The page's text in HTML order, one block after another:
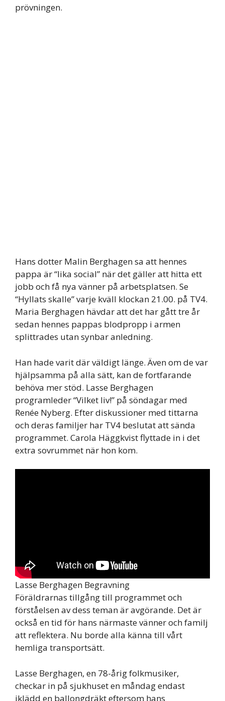
prövningen.
Hans dotter Malin Berghagen sa att hennes
pappa är “lika social” när det gäller att hitta ett
jobb och få nya vänner på arbetsplatsen. Se
“Hyllats skalle” varje kväll klockan 21.00. på TV4.
Maria Berghagen hävdar att det har gått tre år
sedan hennes pappas blodpropp i armen
splittrades utan synbar anledning.
Han hade varit där väldigt länge. Även om de var
hjälpsamma på alla sätt, kan de fortfarande
behöva mer stöd. Lasse Berghagen
programleder “Vilket liv!” på söndagar med
Renée Nyberg. Efter diskussioner med tittarna
och deras familjer har TV4 beslutat att sända
programmet. Carola Häggkvist flyttade in i det
extra sovrummet när hon kom.
Lasse Berghagen Begravning
Föräldrarnas tillgång till programmet och
förståelsen av dess teman är avgörande. Det är
också en tid för hans närmaste vänner och familj
att reflektera. Nu borde alla känna till vårt
hemliga transportsätt.
Lasse Berghagen, en 78-årig folkmusiker,
checkar in på sjukhuset en måndag endast
iklädd en ballongdräkt eftersom hans